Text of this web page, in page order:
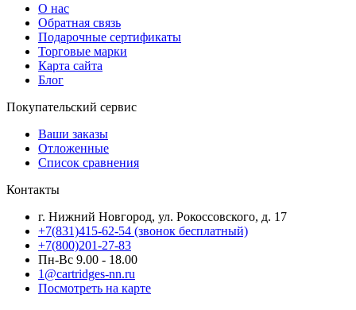
О нас
Обратная связь
Подарочные сертификаты
Торговые марки
Карта сайта
Блог
Покупательский сервис
Ваши заказы
Отложенные
Список сравнения
Контакты
г. Нижний Новгород, ул. Рокоссовского, д. 17
+7(831)415-62-54 (звонок бесплатный)
+7(800)201-27-83
Пн-Вс 9.00 - 18.00
1@cartridges-nn.ru
Посмотреть на карте